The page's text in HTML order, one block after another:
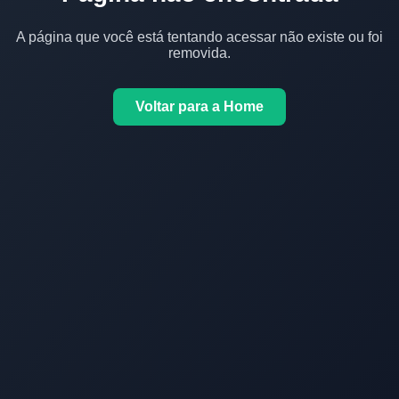
A página que você está tentando acessar não existe ou foi
removida.
Voltar para a Home